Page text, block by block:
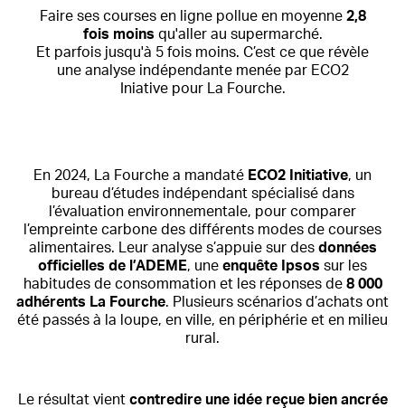
Faire ses courses en ligne pollue en moyenne 2,8
fois moins qu'aller au supermarché.
Et parfois jusqu'à 5 fois moins. C’est ce que révèle
une analyse indépendante menée par ECO2
Iniative pour La Fourche.
En 2024, La Fourche a mandaté ECO2 Initiative, un
bureau d’études indépendant spécialisé dans
l’évaluation environnementale, pour comparer
l’empreinte carbone des différents modes de courses
alimentaires. Leur analyse s’appuie sur des données
officielles de l’ADEME, une enquête Ipsos sur les
habitudes de consommation et les réponses de 8 000
adhérents La Fourche. Plusieurs scénarios d’achats ont
été passés à la loupe, en ville, en périphérie et en milieu
rural.
Le résultat vient contredire une idée reçue bien ancrée